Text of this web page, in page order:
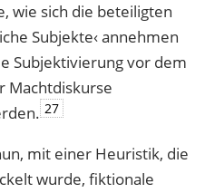
wie sich die beteiligten
Subjekte‹ annehmen
Subjektivierung vor dem
Machtdiskurse
27
mit einer Heuristik, die
wurde, fiktionale